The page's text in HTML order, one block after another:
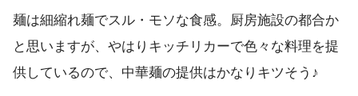
麺は細縮れ麺でスル・モソな食感。厨房施設の都合か
と思いますが、やはりキッチリカーで色々な料理を提
供しているので、中華麺の提供はかなりキツそう♪